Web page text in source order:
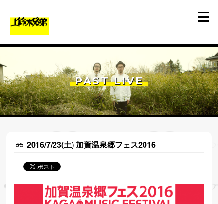
PAST LIVE
2016/7/23(土) 加賀温泉郷フェス2016